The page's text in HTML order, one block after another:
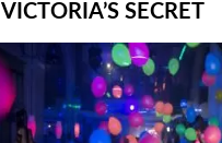
VICTORIA’S SECRET